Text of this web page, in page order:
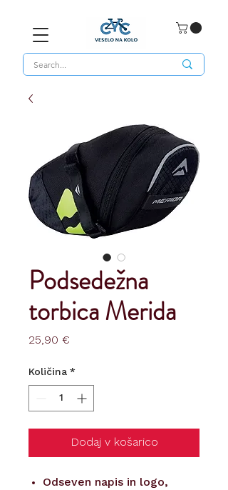
Podsedežna
torbica Merida
25,90 €
Količina *
Dodaj v košarico
Odseven napis in logo,